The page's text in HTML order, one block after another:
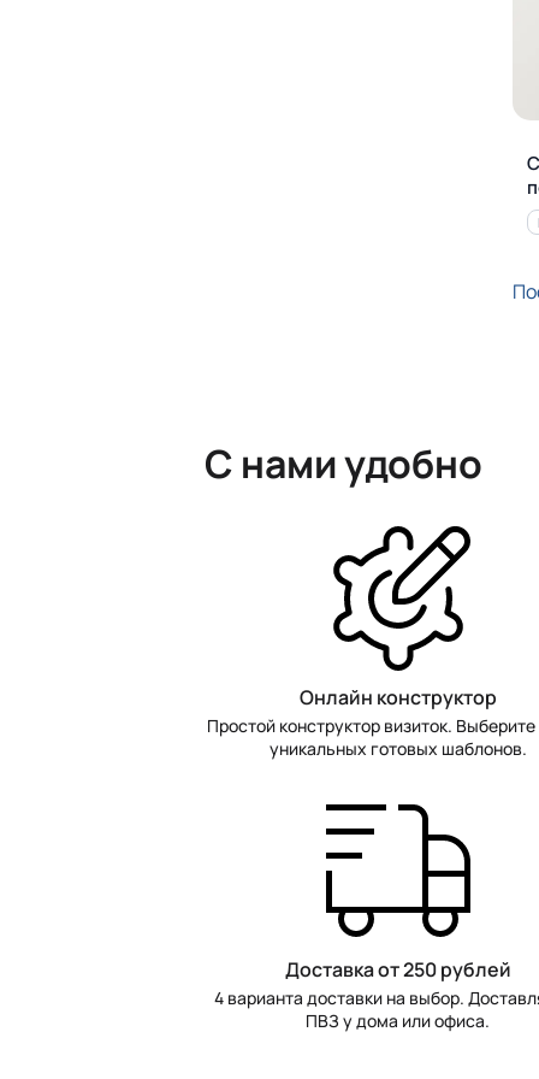
С нами удобно
Онлайн конструктор
Простой конструктор визиток. Выберите
уникальных готовых шаблонов.
Доставка от 250 рублей
4 варианта доставки на выбор.
ПВЗ у дома или офиса.